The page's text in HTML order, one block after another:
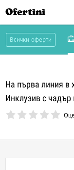
Ofertini
Всички оферти
На първа линия в
Инклузив с